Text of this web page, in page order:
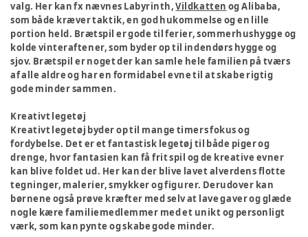
valg. Her kan fx nævnes Labyrinth,Vildkatten og Alibaba,
som både kræver taktik, en god hukommelse og en lille
portion held. Brætspil er gode til ferier, sommerhushygge og
kolde vinteraftener, som byder op til indendørs hygge og
sjov. Brætspil er noget der kan samle hele familien på tværs
af alle aldre og har en formidabel evne til at skabe rigtig
gode minder sammen.
Kreativt legetøj
Kreativt legetøj byder op til mange timers fokus og
fordybelse. Det er et fantastisk legetøj til både piger og
drenge, hvor fantasien kan få frit spil og de kreative evner
kan blive foldet ud. Her kan der blive lavet alverdens flotte
tegninger, malerier, smykker og figurer. Derudover kan
børnene også prøve kræfter med selv at lave gaver og glæde
nogle kære familiemedlemmer med et unikt og personligt
værk, som kan pynte og skabe gode minder.